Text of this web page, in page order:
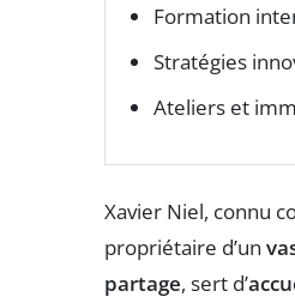
Formation
Stratégies
Ateliers et
Xavier Niel, connu
propriétaire d’un
partage, sert d’